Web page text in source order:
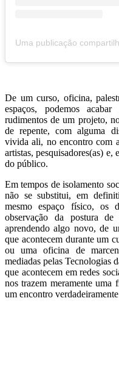
De um curso, oficina,
espaços, podemos
rudimentos de um projeto,
de repente, com alguma
vivida ali, no encontro com
artistas, pesquisadores(as)
do público.
Em tempos de isolamento
não se substitui, em
mesmo espaço físico, os
observação da postura
aprendendo algo novo, de
que acontecem durante um
ou uma oficina de
mediadas pelas Tecnologias
que acontecem em redes
nos trazem meramente uma
um encontro